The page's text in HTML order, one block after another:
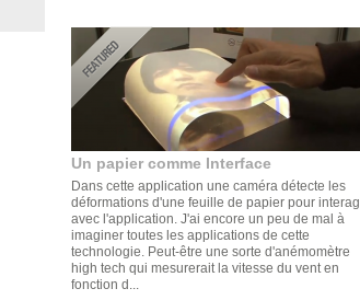
Un papier comme Interface
Dans cette application une caméra détecte les
déformations d'une feuille de papier pour
avec l'application. J'ai encore un peu de mal à
imaginer toutes les applications de cette
technologie. Peut-être une sorte d'anémomètre
high tech qui mesurerait la vitesse du vent en
fonction d...